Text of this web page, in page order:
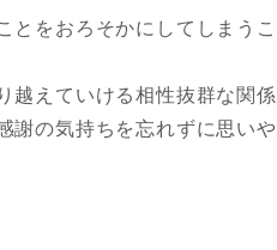
とをおろそかにしてしまうこ
越えていける相性抜群な関係
謝の気持ちを忘れずに思いや